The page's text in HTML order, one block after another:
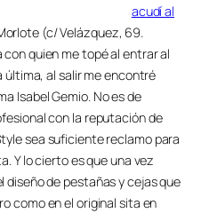
acudí al
(c/ Velázquez, 69.
quien me topé al entrar al
última, al salir me encontré
Isabel Gemio. No es de
con la reputación de
sea suficiente reclamo para
Y lo cierto es que una vez
diseño de pestañas y cejas que
como en el original sita en